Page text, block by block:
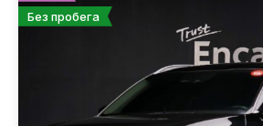
Без пробега